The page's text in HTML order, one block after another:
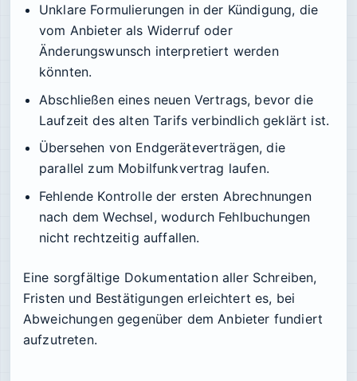
Unklare Formulierungen in der Kündigung, die
vom Anbieter als Widerruf oder
Änderungswunsch interpretiert werden
könnten.
Abschließen eines neuen Vertrags, bevor die
Laufzeit des alten Tarifs verbindlich geklärt ist.
Übersehen von Endgeräteverträgen, die
parallel zum Mobilfunkvertrag laufen.
Fehlende Kontrolle der ersten Abrechnungen
nach dem Wechsel, wodurch Fehlbuchungen
nicht rechtzeitig auffallen.
Eine sorgfältige Dokumentation aller Schreiben,
Fristen und Bestätigungen erleichtert es, bei
Abweichungen gegenüber dem Anbieter fundiert
aufzutreten.